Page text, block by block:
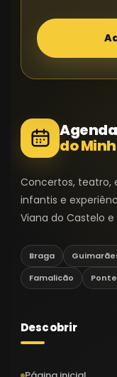
do
Concertos, teatro,
infantis e
Viana do Castelo
Braga
Famalicão
Descobrir